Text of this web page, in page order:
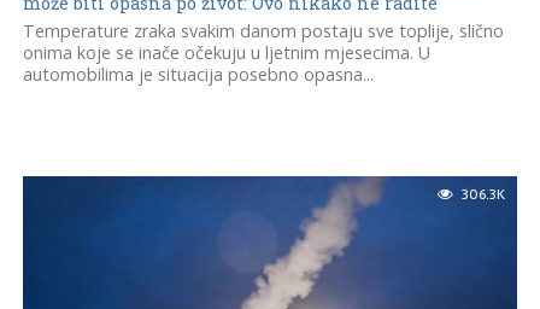
Temperature zraka svakim danom postaju sve toplije, slično
onima koje se inače očekuju u ljetnim mjesecima. U
automobilima je situacija posebno opasna...
306.3K